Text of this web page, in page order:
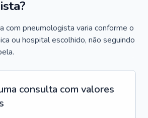
com pneumologista varia conforme o
ou hospital escolhido, não seguindo
consulta com valores